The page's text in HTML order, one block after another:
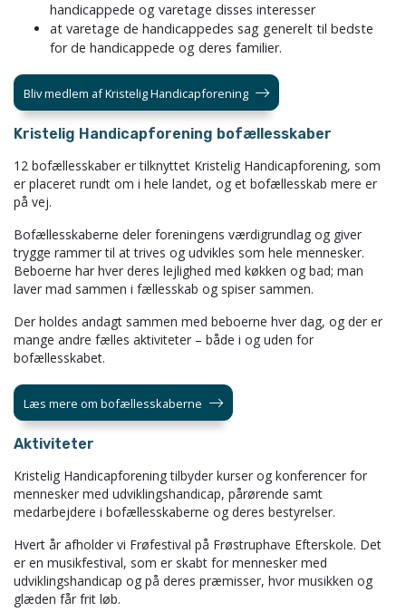
handicappede og varetage disses interesser
at varetage de handicappedes sag generelt til bedste
for de handicappede og deres familier.
Bliv medlem af Kristelig Handicapforening
Kristelig Handicapforening bofællesskaber
12 bofællesskaber er tilknyttet Kristelig Handicapforening, som
er placeret rundt om i hele landet, og et bofællesskab mere er
på vej.
Bofællesskaberne deler foreningens værdigrundlag og giver
trygge rammer til at trives og udvikles som hele mennesker.
Beboerne har hver deres lejlighed med køkken og bad; man
laver mad sammen i fællesskab og spiser sammen.
Der holdes andagt sammen med beboerne hver dag, og der er
mange andre fælles aktiviteter – både i og uden for
bofællesskabet.
Læs mere om bofællesskaberne
Aktiviteter
Kristelig Handicapforening tilbyder kurser og konferencer for
mennesker med udviklingshandicap, pårørende samt
medarbejdere i bofællesskaberne og deres bestyrelser.
Hvert år afholder vi Frøfestival på Frøstruphave Efterskole. Det
er en musikfestival, som er skabt for mennesker med
udviklingshandicap og på deres præmisser, hvor musikken og
glæden får frit løb.